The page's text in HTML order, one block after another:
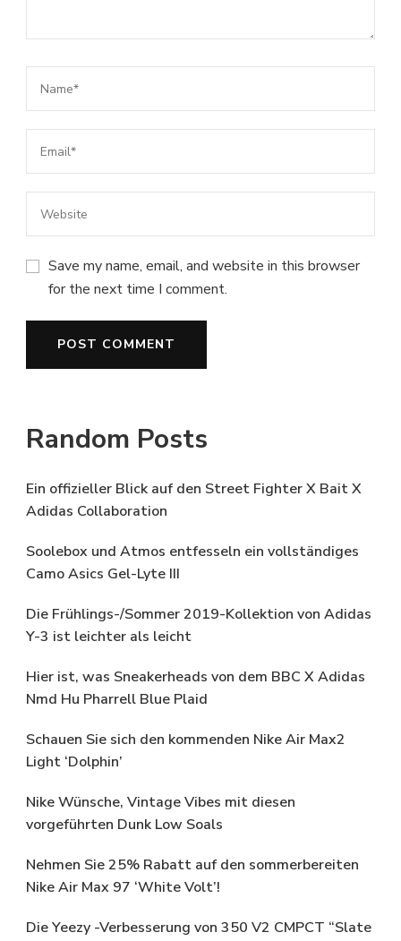
Save my name, email, and website in this browser
for the next time I comment.
Random Posts
Ein offizieller Blick auf den Street Fighter X Bait X
Adidas Collaboration
Soolebox und Atmos entfesseln ein vollständiges
Camo Asics Gel-Lyte III
Die Frühlings-/Sommer 2019-Kollektion von Adidas
Y-3 ist leichter als leicht
Hier ist, was Sneakerheads von dem BBC X Adidas
Nmd Hu Pharrell Blue Plaid
Schauen Sie sich den kommenden Nike Air Max2
Light ‘Dolphin’
Nike Wünsche, Vintage Vibes mit diesen
vorgeführten Dunk Low Soals
Nehmen Sie 25% Rabatt auf den sommerbereiten
Nike Air Max 97 ‘White Volt’!
Die Yeezy -Verbesserung von 350 V2 CMPCT “Slate